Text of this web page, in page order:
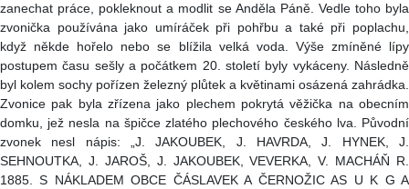
zanechat práce, pokleknout a modlit se Anděla Páně. Vedle toho byla
zvonička používána jako umíráček při pohřbu a také při poplachu,
když někde hořelo nebo se blížila velká voda. Výše zmíněné lípy
postupem času sešly a počátkem 20. století byly vykáceny. Následně
byl kolem sochy pořízen železný plůtek a květinami osázená zahrádka.
Zvonice pak byla zřízena jako plechem pokrytá věžička na obecním
domku, jež nesla na špičce zlatého plechového českého lva. Původní
zvonek nesl nápis: „J. JAKOUBEK, J. HAVRDA, J. HYNEK, J.
SEHNOUTKA, J. JAROŠ, J. JAKOUBEK, VEVERKA, V. MACHÁŇ R.
1885. S NÁKLADEM OBCE ČÁSLAVEK A ČERNOŽIC AS U K G A